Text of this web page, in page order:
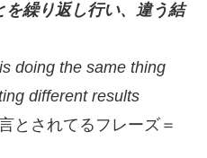
繰り返し行い、違う結
doing the same thing
different results
とされてるフレーズ＝